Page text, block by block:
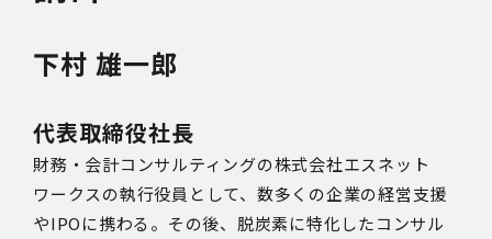
下村 雄一郎
代表取締役社長
財務・会計コンサルティングの株式会社エスネット
ワークスの執行役員として、数多くの企業の経営支援
やIPOに携わる。その後、脱炭素に特化したコンサル